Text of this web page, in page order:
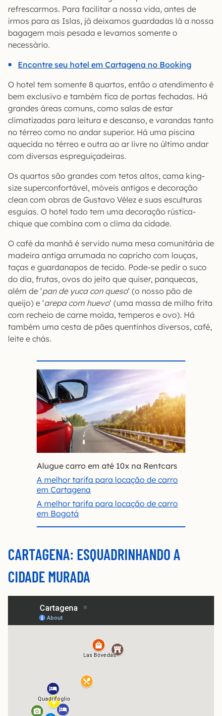
refrescarmos. Para facilitar a nossa vida, antes de
irmos para as Islas, já deixamos guardadas lá a nossa
bagagem mais pesada e levamos somente o
necessário.
Encontre seu hotel em Cartagena no Booking
O hotel tem somente 8 quartos, então o atendimento é
bem exclusivo e também fica de portas fechadas. Há
grandes áreas comuns, como salas de estar
climatizadas para leitura e descanso, e varandas tanto
no térreo como no andar superior. Há uma piscina
aquecida no térreo e outra ao ar livre no último andar
com diversas espreguiçadeiras.
Os quartos são grandes com tetos altos, cama king-
size superconfortável, móveis antigos e decoração
clean com obras de Gustavo Vélez e suas esculturas
esguias. O hotel todo tem uma decoração rústica-
chique que combina com o clima da cidade.
O café da manhã é servido numa mesa comunitária de
madeira antiga arrumada no capricho com louças,
taças e guardanapos de tecido. Pode-se pedir o suco
do dia, frutas, ovos do jeito que quiser, panquecas,
além de ‘pan de yuca con queso‘ (o nosso pão de
queijo) e ‘arepa com huevo‘ (uma massa de milho frita
com recheio de carne moída, temperos e ovo). Há
também uma cesta de pães quentinhos diversos, café,
leite e chás.
Alugue carro em até 10x na Rentcars
A melhor tarifa para locação de carro
em Cartagena
A melhor tarifa para locação de carro
em Bogotá
CARTAGENA: ESQUADRINHANDO A
CIDADE MURADA